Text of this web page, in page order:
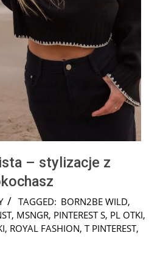
– stylizacje z
TAGGED: BORN2BE WILD,
, MSNGR, PINTEREST S, PL OTKI,
, ROYAL FASHION, T PINTEREST,